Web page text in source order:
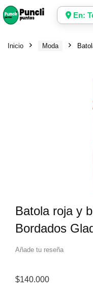
En:
Inicio Moda
Batola roja y
Bordados
Añade tu reseña
$140.000